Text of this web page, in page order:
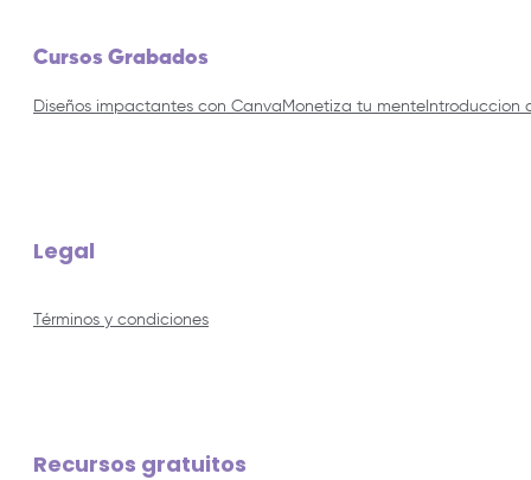
Cursos Grabados
Diseños impactantes con Canva Monetiza tu mente Introduccion
Legal
Términos y condiciones
Recursos gratuitos